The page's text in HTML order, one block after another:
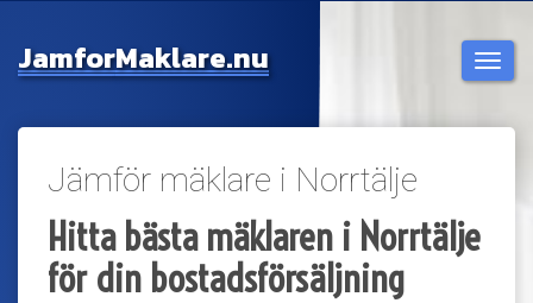
JamforMaklare.nu
Jämför mäklare i Norrtälje
Hitta bästa mäklaren i Norrtälje
för din bostadsförsäljning